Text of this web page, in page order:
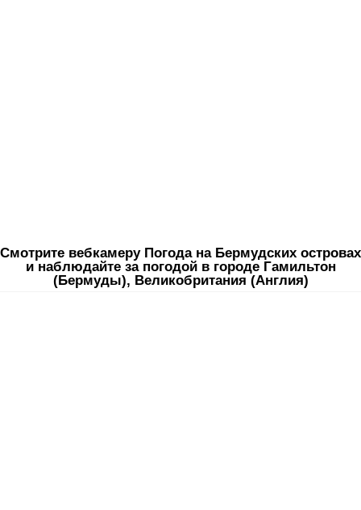
Смотрите вебкамеру Погода на Бермудских островах
и наблюдайте за погодой в городе Гамильтон
(Бермуды), Великобритания (Англия)